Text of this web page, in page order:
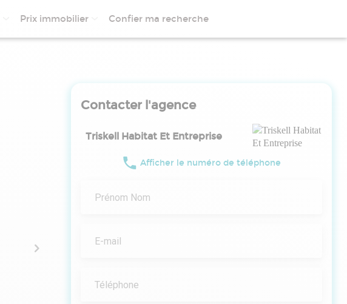
Prix immobilier Confier ma recherche
Contacter l'agence
Triskell Habitat Et Entreprise
Afficher le numéro de téléphone
Prénom Nom
E-mail
Téléphone